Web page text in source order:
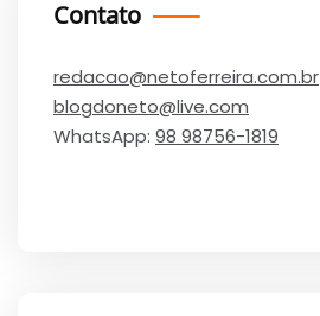
Contato
redacao@netoferreira.com.br
blogdoneto@live.com
WhatsApp: 98 98756-1819